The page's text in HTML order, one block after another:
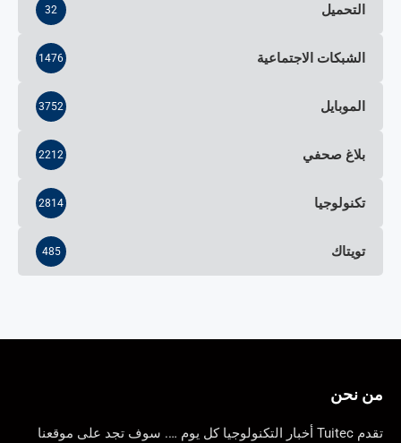
التحميل 32
الشبكات الاجتماعية 1476
الموبايل 3752
بلاغ صحفي 2212
تكنولوجيا 2814
تويتاك 485
من نحن
تقدم Tuitec أخبار التكنولوجيا كل يوم …. سوف تجد على موقعنا